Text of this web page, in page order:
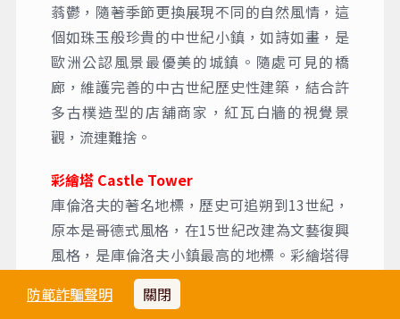
防範詐騙聲明 關閉
蓊鬱，隨著季節更換展現不同的自然風情，這
個如珠玉般珍貴的中世紀小鎮，如詩如畫，是
歐洲公認風景最優美的城鎮。隨處可見的橋
廊，維護完善的中古世紀歷史性建築，結合許
多古樸造型的店舖商家，紅瓦白牆的視覺景
觀，流連難捨。
彩繪塔 Castle Tower
庫倫洛夫的著名地標，歷史可追朔到13世紀，
原本是哥德式風格，在15世紀改建為文藝復興
風格，是庫倫洛夫小鎮最高的地標。彩繪塔得
名於其外牆美麗的彩繪，塔高54公尺，有147級
階梯，登上彩繪塔飽覽美麗的童話小鎮全景。